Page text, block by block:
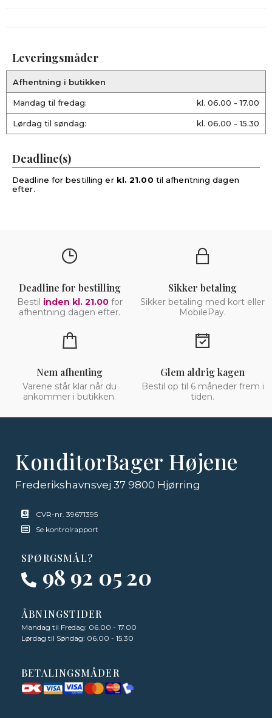
Leveringsmåder
Afhentning i butikken
Mandag til fredag: kl. 06.00 - 17.00
Lørdag til søndag: kl. 06.00 - 15.30
Deadline(s)
Deadline for bestilling er kl. 21.00 til afhentning dagen
efter.
Deadline for bestilling
Bestil inden kl. 21.00for
afhentning dagen efter.
Sikker betaling
Sikker betaling med kort eller
MobilePay.
Nem afhenting
Varene står klar når du
ankommer i butikken.
Glem aldrig kagen
Bestil op til 6 måneder frem i
tiden.
KonditorBager Højene
Frederikshavnsvej 37 9800 Hjørring
CVR-nr. 39671395
Se kontrolrapport
SPØRGSMÅL?
98 92 05 20
ÅBNINGSTIDER
Mandag til Fredag: 06.00 - 17.00
Lørdag til Søndag: 06.00 - 15.30
BETALINGSMÅDER